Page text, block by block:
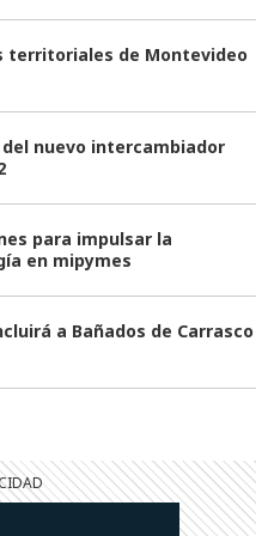
territoriales de Montevideo
nuevo intercambiador
para impulsar la
en mipymes
a Bañados de Carrasco